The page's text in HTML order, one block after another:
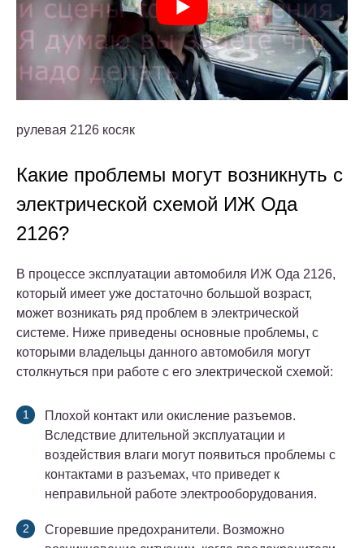
рулевая 2126 косяк
Какие проблемы могут возникнуть с
электрической схемой ИЖ Ода
2126?
В процессе эксплуатации автомобиля ИЖ Ода 2126,
который имеет уже достаточно большой возраст,
может возникать ряд проблем в электрической
системе. Ниже приведены основные проблемы, с
которыми владельцы данного автомобиля могут
столкнуться при работе с его электрической схемой:
Плохой контакт или окисление разъемов.
Вследствие длительной эксплуатации и
воздействия влаги могут появиться проблемы с
контактами в разъемах, что приведет к
неправильной работе электрооборудования.
Сгоревшие предохранители. Возможно